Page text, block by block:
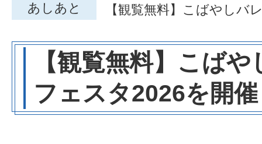
あしあと 【観覧無料】こばやしバ
【観覧無料】こば
フェスタ2026を開